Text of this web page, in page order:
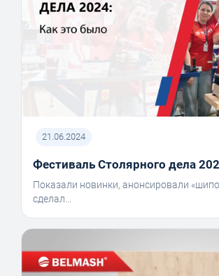
21.06.2024
Фестиваль Столярного дела
Показали новинки, анонсировали
сделал...